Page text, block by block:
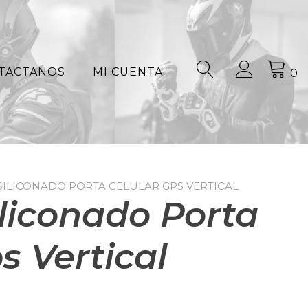
MI CUENTA 0
PORTA CELULAR GPS VERTICAL
Porta
Vertical